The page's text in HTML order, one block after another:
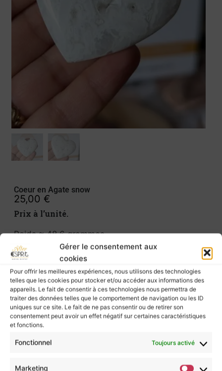
Gérer le consentement aux
cookies
Pour offrir les meilleures expériences, nous utilisons des technologies
telles que les cookies pour stocker et/ou accéder aux informations des
appareils. Le fait de consentir à ces technologies nous permettra de
traiter des données telles que le comportement de navigation ou les ID
uniques sur ce site. Le fait de ne pas consentir ou de retirer son
consentement peut avoir un effet négatif sur certaines caractéristiques
et fonctions.
Fonctionnel Toujours activé
Marketing
Coeur en Agate snow
25,00 €
Prix à l’unité.
Poids ≈ 48,6 grammes
Dimensions ≈ 5 cm (hauteur) x 5,6 cm (largeur)
x 1,1 cm (épaisseur)
Le dos du coeur est plat, avec de jolies druses.
Voir la vidéo de ce joli coeur en Agate snow
Joli coeur en agate snow, que l’on appelle aussi
parfois agate neige, agate blanche.
devant de la pierre mais aussi au dos.
très discrète.